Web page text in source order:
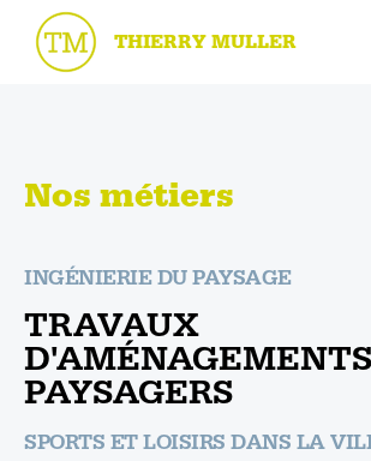
THIERRY MULLER
Nos métiers
INGÉNIERIE DU PAYSAGE
TRAVAUX
D'AMÉNAGEMENTS
PAYSAGERS
SPORTS ET LOISIRS DANS LA